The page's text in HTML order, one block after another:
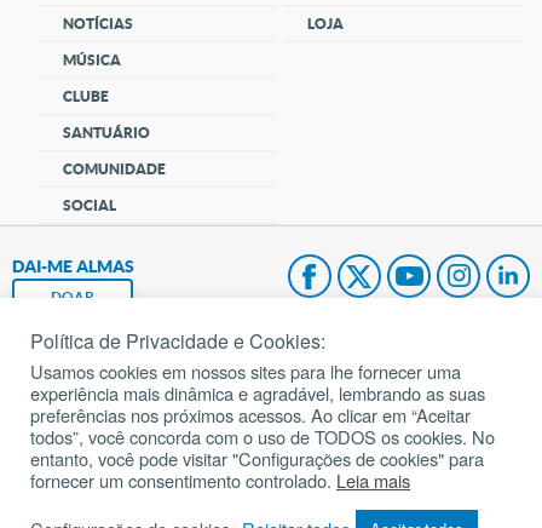
NOTÍCIAS
MÚSICA
CLUBE
SANTUÁRIO
COMUNIDADE
SOCIAL
LOJA
DAI-ME ALMAS
DOAR
Fundação João Paulo II
Pedido de Oração
Mapa do site
Política de Privacidade e Cookies:
Usamos cookies em nossos sites para lhe fornecer uma
experiência mais dinâmica e agradável, lembrando as suas
preferências nos próximos acessos. Ao clicar em “Aceitar
todos”, você concorda com o uso de TODOS os cookies. No
entanto, você pode visitar "Configurações de cookies" para
fornecer um consentimento controlado. Leia mais